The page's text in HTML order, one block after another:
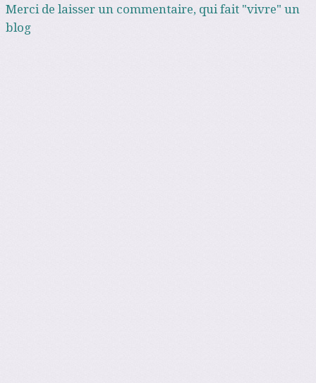
Merci de laisser un commentaire, qui fait "vivre" un
blog